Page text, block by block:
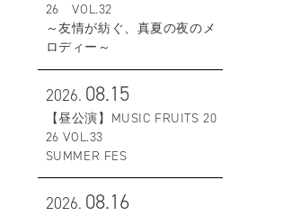
26 VOL.32
～友情が紡ぐ、真夏の夜のメ
ロディー～
2026. 08.15
【昼公演】MUSIC FRUITS 20
26 VOL.33
SUMMER FES
2026. 08.16